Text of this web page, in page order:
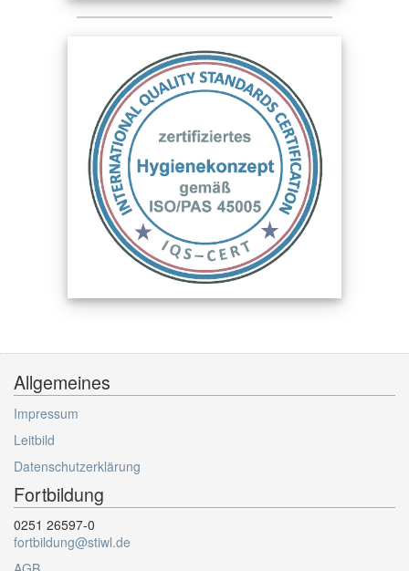
Allgemeines
Impressum
Leitbild
Datenschutzerklärung
Fortbildung
0251 26597-0
fortbildung@stiwl.de